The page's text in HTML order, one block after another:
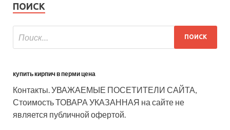
ПОИСК
купить кирпич в перми цена
Контакты. УВАЖАЕМЫЕ ПОСЕТИТЕЛИ САЙТА,
Стоимость ТОВАРА УКАЗАННАЯ на сайте не
является публичной офертой.